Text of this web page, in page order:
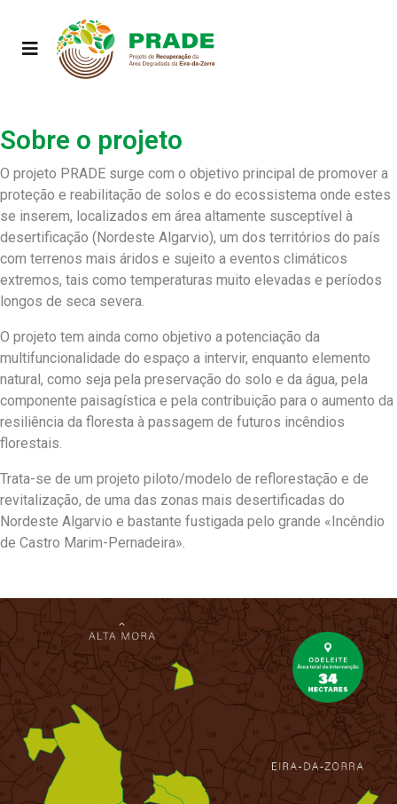
Sobre o projeto
O projeto PRADE surge com o objetivo principal de promover a
proteção e reabilitação de solos e do ecossistema onde estes
se inserem, localizados em área altamente susceptível à
desertificação (Nordeste Algarvio), um dos territórios do país
com terrenos mais áridos e sujeito a eventos climáticos
extremos, tais como temperaturas muito elevadas e períodos
longos de seca severa.
O projeto tem ainda como objetivo a potenciação da
multifuncionalidade do espaço a intervir, enquanto elemento
natural, como seja pela preservação do solo e da água, pela
componente paisagística e pela contribuição para o aumento da
resiliência da floresta à passagem de futuros incêndios
florestais.
Trata-se de um projeto piloto/modelo de reflorestação e de
revitalização, de uma das zonas mais desertificadas do
Nordeste Algarvio e bastante fustigada pelo grande «Incêndio
de Castro Marim-Pernadeira».